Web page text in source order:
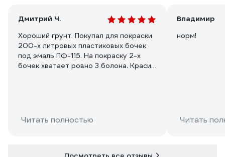
Дмитрий Ч.
Хороший грунт. Покупал для покраски
200-х литровых пластиковых бочек
под эмаль ПФ-115. На покраску 2-х
бочек хватает ровно 3 болона. Красил
Читать полностью
Владимир
норм!
Читать